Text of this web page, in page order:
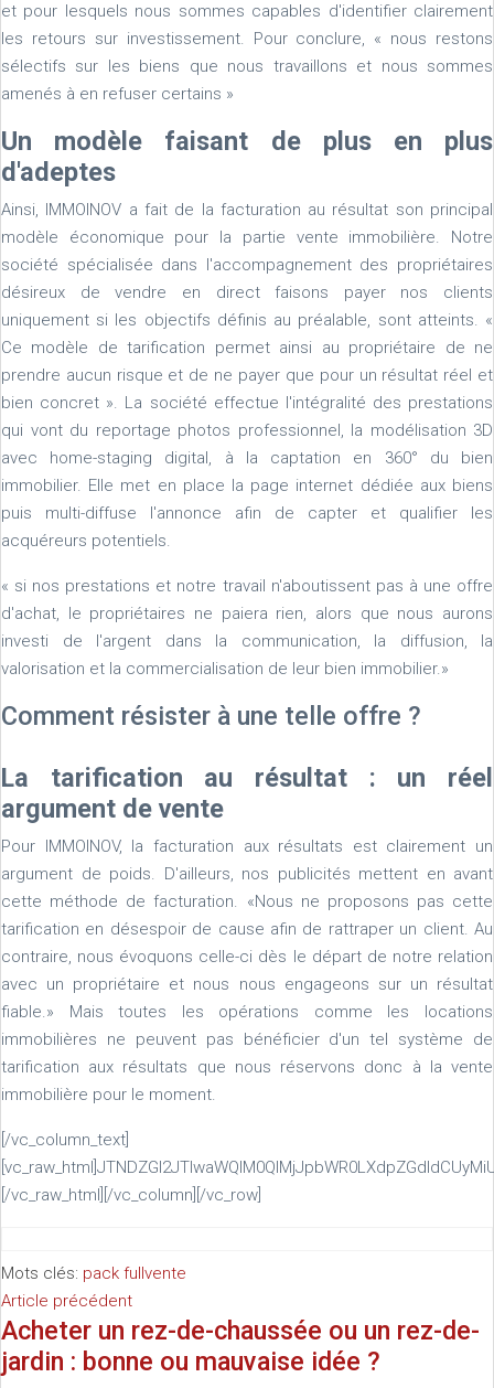
et pour lesquels nous sommes capables d'identifier clairement
les retours sur investissement. Pour conclure, « nous restons
sélectifs sur les biens que nous travaillons et nous sommes
amenés à en refuser certains »
Un modèle faisant de plus en plus
d'adeptes
Ainsi, IMMOINOV a fait de la facturation au résultat son principal
modèle économique pour la partie vente immobilière. Notre
société spécialisée dans l'accompagnement des propriétaires
désireux de vendre en direct faisons payer nos clients
uniquement si les objectifs définis au préalable, sont atteints. «
Ce modèle de tarification permet ainsi au propriétaire de ne
prendre aucun risque et de ne payer que pour un résultat réel et
bien concret ». La société effectue l'intégralité des prestations
qui vont du reportage photos professionnel, la modélisation 3D
avec home-staging digital, à la captation en 360° du bien
immobilier. Elle met en place la page internet dédiée aux biens
puis multi-diffuse l'annonce afin de capter et qualifier les
acquéreurs potentiels.
« si nos prestations et notre travail n'aboutissent pas à une offre
d'achat, le propriétaires ne paiera rien, alors que nous aurons
investi de l'argent dans la communication, la diffusion, la
valorisation et la commercialisation de leur bien immobilier.»
Comment résister à une telle offre ?
La tarification au résultat : un réel
argument de vente
Pour IMMOINOV, la facturation aux résultats est clairement un
argument de poids. D'ailleurs, nos publicités mettent en avant
cette méthode de facturation. «Nous ne proposons pas cette
tarification en désespoir de cause afin de rattraper un client. Au
contraire, nous évoquons celle-ci dès le départ de notre relation
avec un propriétaire et nous nous engageons sur un résultat
fiable.» Mais toutes les opérations comme les locations
immobilières ne peuvent pas bénéficier d'un tel système de
tarification aux résultats que nous réservons donc à la vente
immobilière pour le moment.
[/vc_column_text]
[/vc_raw_html][/vc_column][/vc_row]
Mots clés: pack fullvente
Article précédent
Acheter un rez-de-chaussée ou un rez-de-
jardin : bonne ou mauvaise idée ?